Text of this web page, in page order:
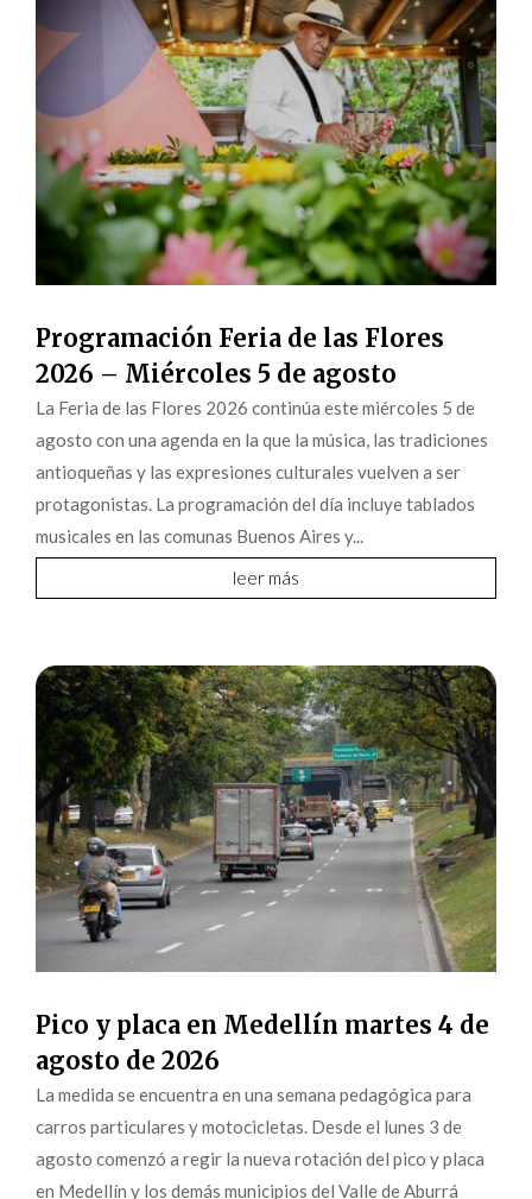
Programación Feria de las Flores
2026 – Miércoles 5 de agosto
La Feria de las Flores 2026 continúa este miércoles 5 de
agosto con una agenda en la que la música, las tradiciones
antioqueñas y las expresiones culturales vuelven a ser
protagonistas. La programación del día incluye tablados
musicales en las comunas Buenos Aires y...
leer más
Pico y placa en Medellín martes 4 de
agosto de 2026
La medida se encuentra en una semana pedagógica para
carros particulares y motocicletas. Desde el lunes 3 de
agosto comenzó a regir la nueva rotación del pico y placa
en Medellín y los demás municipios del Valle de Aburrá